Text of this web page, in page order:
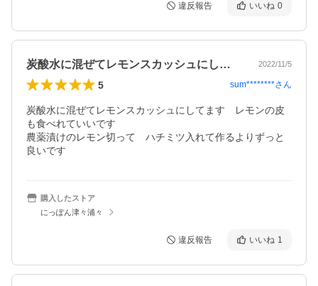
違反報告 いいね 0
炭酸水に混ぜてレモンスカッシュにしてま… 2022/11/5
5 sum********さん
炭酸水に混ぜてレモンスカッシュにしてます　レモンの皮
も食べれていいです
農薬漬けのレモン切って　ハチミツ入れて作るよりずっと
良いです
購入したストア
にっぽん津々浦々
違反報告 いいね 1